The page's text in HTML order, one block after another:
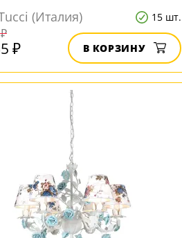
(Италия)
15 шт.
₽ В КОРЗИНУ